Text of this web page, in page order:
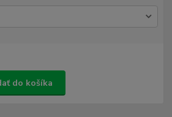
do košíka